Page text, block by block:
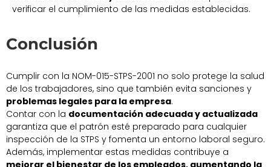
verificar el cumplimiento de las medidas establecidas.
Conclusión
Cumplir con la NOM-015-STPS-2001 no solo protege la salud
de los trabajadores, sino que también evita sanciones y
problemas legales para la empresa.
Contar con la documentación adecuada y actualizada
garantiza que el patrón esté preparado para cualquier
inspección de la STPS y fomenta un entorno laboral seguro.
Además, implementar estas medidas contribuye a